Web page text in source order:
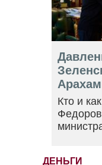
Кто и
ДЕНЬГИ